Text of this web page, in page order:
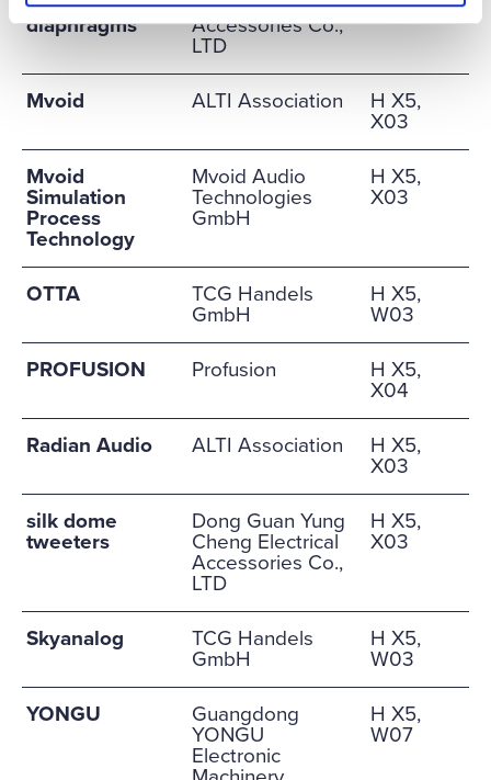
metal
diaphragms
Cheng Electrical
Accessories Co.,
LTD
X03
Mvoid ALTI Association
H X5,
X03
Mvoid
Simulation
Process
Technology
Mvoid Audio
Technologies
GmbH
H X5,
X03
OTTA
TCG Handels
GmbH
H X5,
W03
PROFUSION Profusion
H X5,
X04
Radian Audio ALTI Association
H X5,
X03
silk dome
tweeters
Dong Guan Yung
Cheng Electrical
Accessories Co.,
LTD
H X5,
X03
Skyanalog
TCG Handels
GmbH
H X5,
W03
YONGU
Guangdong
YONGU
Electronic
H X5,
W07